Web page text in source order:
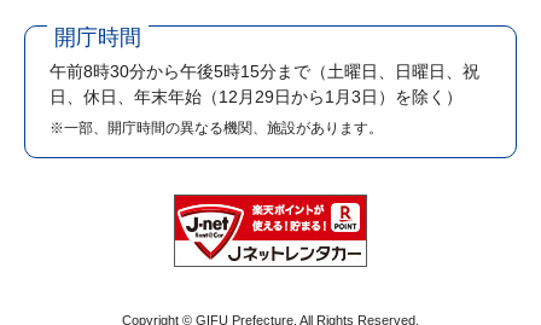
開庁時間
午前8時30分から午後5時15分まで （土曜日、日曜日、祝
日、休日、年末年始（12月29日から1月3日）を除く）
※一部、開庁時間の異なる機関、施設があります。
Copyright © GIFU Prefecture. All Rights Reserved.